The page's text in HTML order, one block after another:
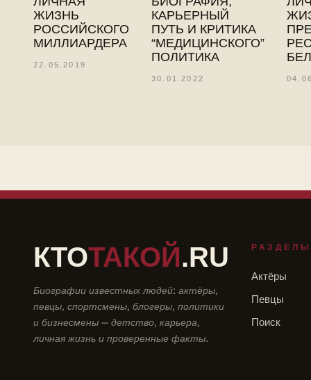
ЖИЗНЬ
РОССИЙСКОГО
МИЛЛИАРДЕРА
22.05.2019
КАРЬЕРНЫЙ
ПУТЬ И КРИТИКА
“МЕДИЦИНСКОГО”
ПОЛИТИКА
30.01.2022
КТОТАКОЙ.RU
Биографии известных людей: актёры,
певцы, спортсмены, блогеры, политики
и бизнесмены — детство, карьера,
личная жизнь и проверенные факты.
РАЗДЕЛЫ
Актёры
Певцы
Поиск